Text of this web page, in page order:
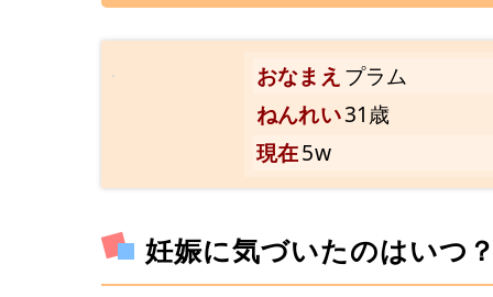
おなまえ プラム
ねんれい31歳
現在5w
妊娠に気づいたのはいつ